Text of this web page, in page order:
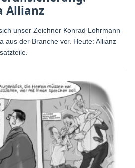
Allianz
unser Zeichner Konrad Lohrmann
aus der Branche vor. Heute: Allianz